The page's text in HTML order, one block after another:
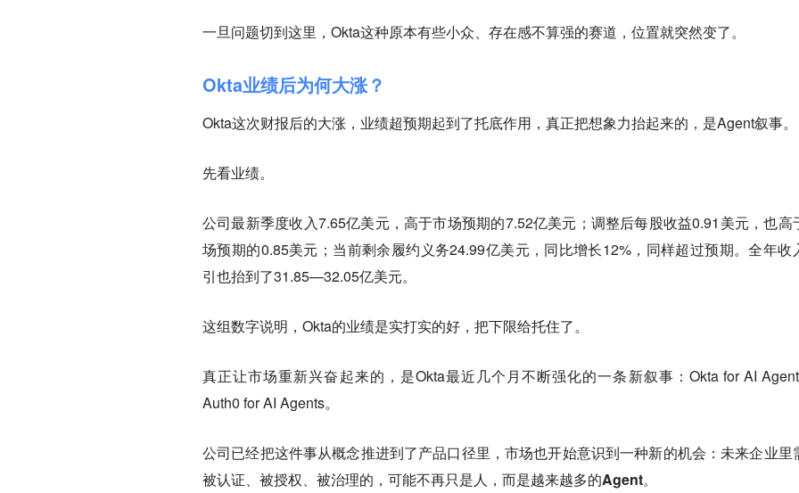
一旦问题切到这里，Okta这种原本有些小众、存在感不算强的赛道，位置就突然变了。
Okta业绩后为何大涨？
Okta这次财报后的大涨，业绩超预期起到了托底作用，真正把想象力抬起来的，是Agent叙事。
先看业绩。
公司最新季度收入7.65亿美元，高于市场预期的7.52亿美元；调整后每股收益0.91美元，也高
场预期的0.85美元；当前剩余履约义务24.99亿美元，同比增长12%，同样超过预期。全年收
引也抬到了31.85—32.05亿美元。
这组数字说明，Okta的业绩是实打实的好，把下限给托住了。
真正让市场重新兴奋起来的，是Okta最近几个月不断强化的一条新叙事：Okta for AI
Auth0 for AI Agents。
公司已经把这件事从概念推进到了产品口径里，市场也开始意识到一种新的机会：未来企业里
被认证、被授权、被治理的，可能不再只是人，而是越来越多的Agent。